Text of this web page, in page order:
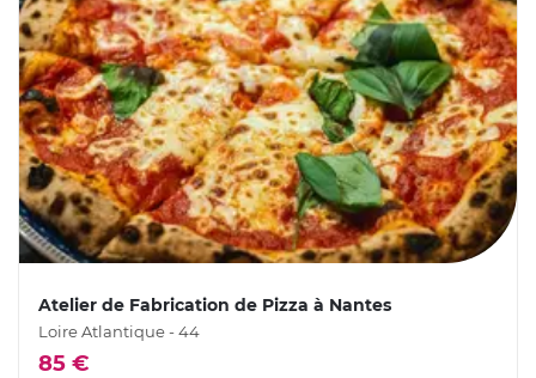
Atelier de Fabrication de Pizza à Nantes
Loire Atlantique - 44
85 €